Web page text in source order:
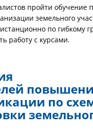
пройти обучение
земельного
по гибкому
работу с курсами.
по